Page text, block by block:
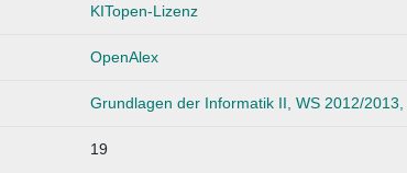
KITopen-Lizenz
OpenAlex
Grundlagen der Informatik II, WS 2012/2013,
19